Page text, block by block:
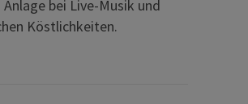
bei Live-Musik und
Köstlichkeiten.